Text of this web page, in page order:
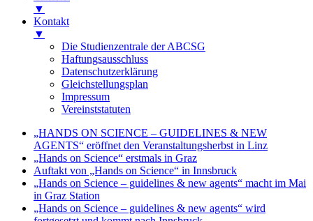
▼
Kontakt
▼
Die Studienzentrale der ABCSG
Haftungsausschluss
Datenschutzerklärung
Gleichstellungsplan
Impressum
Vereinststatuten
„HANDS ON SCIENCE – GUIDELINES & NEW
AGENTS“ eröffnet den Veranstaltungsherbst in Linz
„Hands on Science“ erstmals in Graz
Auftakt von „Hands on Science“ in Innsbruck
„Hands on Science – guidelines & new agents“ macht im Mai
in Graz Station
„Hands on Science – guidelines & new agents“ wird